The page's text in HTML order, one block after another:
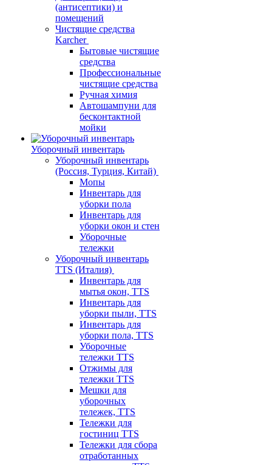
(антисептики) и
помещений
Чистящие средства
Karcher
Бытовые чистящие
средства
Профессиональные
чистящие средства
Ручная химия
Автошампуни для
бесконтактной
мойки
Уборочный инвентарь
Уборочный инвентарь
(Россия, Турция, Китай)
Мопы
Инвентарь для
уборки пола
Инвентарь для
уборки окон и стен
Уборочные
тележки
Уборочный инвентарь
TTS (Италия)
Инвентарь для
мытья окон, TTS
Инвентарь для
уборки пыли, TTS
Инвентарь для
уборки пола, TTS
Уборочные
тележки TTS
Отжимы для
тележки TTS
Мешки для
уборочных
тележек, TTS
Тележки для
гостиниц TTS
Тележки для сбора
отработанных